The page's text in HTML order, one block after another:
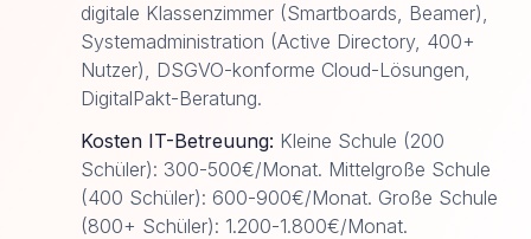
digitale Klassenzimmer (Smartboards, Beamer),
Systemadministration (Active Directory, 400+
Nutzer), DSGVO-konforme Cloud-Lösungen,
DigitalPakt-Beratung.
Kosten IT-Betreuung: Kleine Schule (200
Schüler): 300-500€/Monat. Mittelgroße Schule
(400 Schüler): 600-900€/Monat. Große Schule
(800+ Schüler): 1.200-1.800€/Monat.